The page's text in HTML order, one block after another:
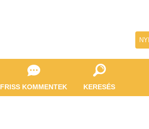
FRISS KOMMENTEK KERESÉS